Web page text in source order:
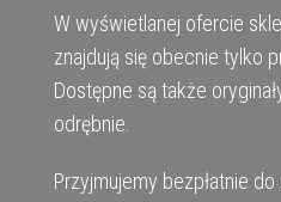
W wyświetlanej ofercie
znajdują się obecnie tylko
Dostępne są także
odrębnie.
Przyjmujemy bezpłatnie